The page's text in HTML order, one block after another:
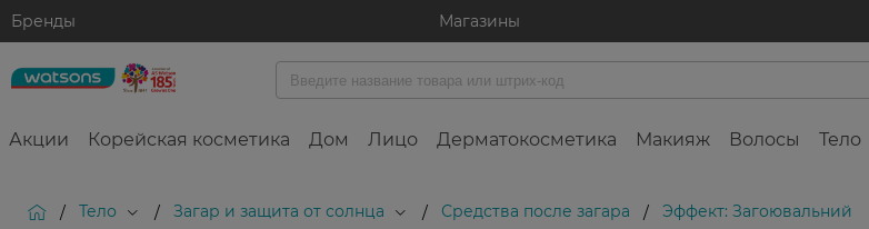
Бренды Магазины
Акции Корейская косметика Дом Лицо Дерматокосметика Макияж Волосы Тело
/ Тело / Загар и защита от солнца / Средства после загара / Эффект: Загоювальний